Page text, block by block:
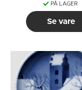
PÅ LAGER
Se vare